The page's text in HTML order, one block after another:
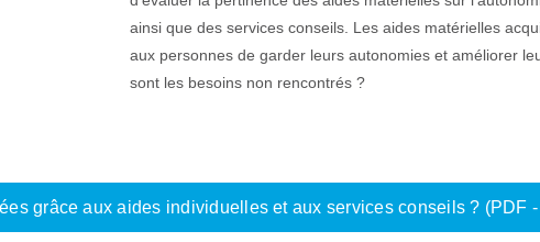
ainsi que des services conseils. Les aides matérielles
aux personnes de garder leurs autonomies et améliorer
sont les besoins non rencontrés ?
grâce aux aides individuelles et aux services conseils ? (PDF